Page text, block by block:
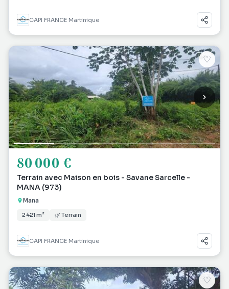
CAPI FRANCE Martinique
♡
80 000 €
Terrain avec Maison en bois - Savane Sarcelle -
MANA (973)
Mana
2 421 m² 🌿 Terrain
CAPI FRANCE Martinique
♡